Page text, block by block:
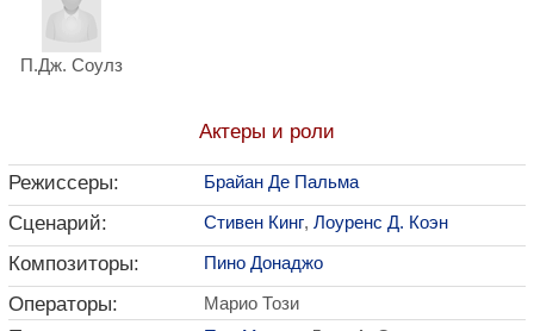
П.Дж. Соулз
Актеры и роли
Режиссеры: Брайан Де Пальма
Сценарий: Стивен Кинг, Лоуренс Д. Коэн
Композиторы: Пино Донаджо
Операторы: Марио Този